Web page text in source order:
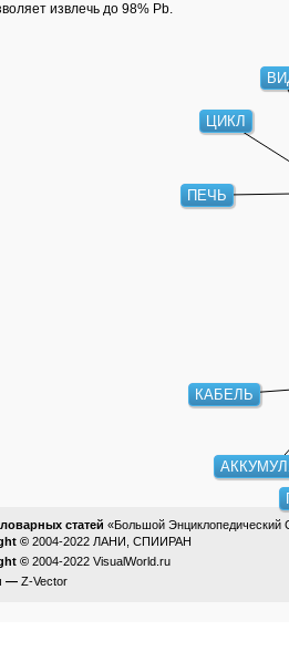
извлечь до 98% Pb.
ПЕЧЬ
ЦИКЛ
КАБЕЛЬ
статей «Большой Энциклопедический
© 2004-2022 ЛАНИ, СПИИРАН
© 2004-2022 VisualWorld.ru
— Z-Vector